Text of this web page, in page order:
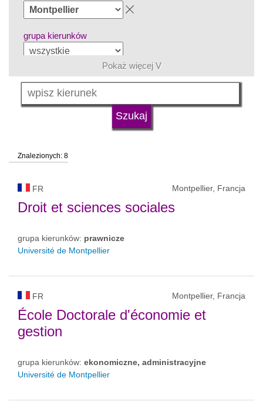
grupa kierunków
język
status uczelni
Pokaż więcej V
Znalezionych: 8
FR Montpellier, Francja
Droit et sciences sociales
grupa kierunków: prawnicze
Université de Montpellier
FR Montpellier, Francja
École Doctorale d'économie et
gestion
grupa kierunków: ekonomiczne, administracyjne
Université de Montpellier